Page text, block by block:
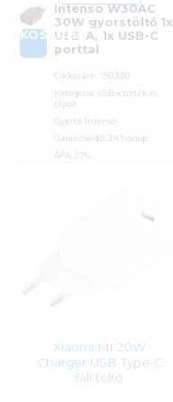
KOSÁRBA
Intenso W30AC
30W gyorstöltő 1x
USB-A, 1x USB-C
porttal
Cikkszám:7803010
Kategória: USB-s töltők és
tápok
Gyártó: Intenso
Garanciaidő: 24 hónap
ÁFA: 27%
Xiaomi Mi 20W
Charger USB Type-C
fali töltő